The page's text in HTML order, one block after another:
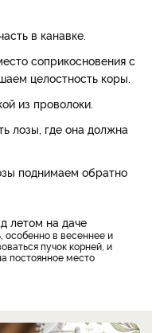
в канавке.
соприкосновения с
целостность коры.
из проволоки.
лозы, где она должна
поднимаем обратно
пучок корней, и
постоянное место